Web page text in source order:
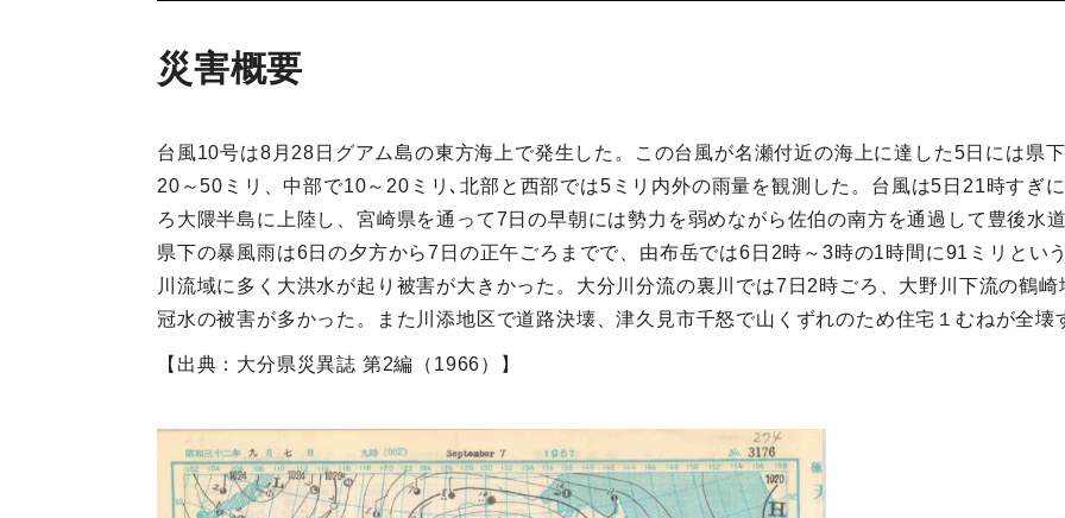
災害概要
台風10号は8月28日グアム島の東方海上で発生した。この台風が名瀬付近の海上に達した5日には県
20～50ミリ、中部で10～20ミリ､北部と西部では5ミリ内外の雨量を観測した。台風は5日21時すぎ
ろ大隈半島に上陸し、宮崎県を通って7日の早朝には勢力を弱めながら佐伯の南方を通過して豊後水
県下の暴風雨は6日の夕方から7日の正午ごろまでで、由布岳では6日2時～3時の1時間に91ミリとい
川流域に多く大洪水が起り被害が大きかった。大分川分流の裏川では7日2時ごろ、大野川下流の鶴
冠水の被害が多かった。また川添地区で道路決壊、津久見市千怒で山くずれのため住宅１むねが全壊
【出典：大分県災異誌 第2編（1966）】